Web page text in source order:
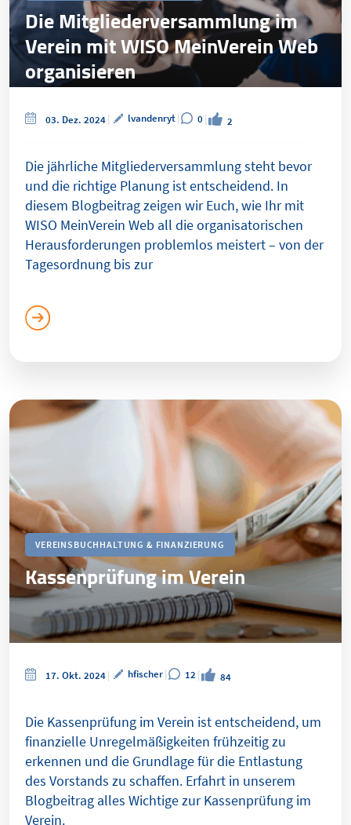
Die Mitgliederversammlung im
Verein mit WISO MeinVerein Web
organisieren
03. Dez. 2024 lvandenryt 0 2
Die jährliche Mitgliederversammlung steht bevor
und die richtige Planung ist entscheidend. In
diesem Blogbeitrag zeigen wir Euch, wie Ihr mit
WISO MeinVerein Web all die organisatorischen
Herausforderungen problemlos meistert – von der
Tagesordnung bis zur
VEREINSBUCHHALTUNG & FINANZIERUNG
Kassenprüfung im Verein
17. Okt. 2024 hfischer 12 84
Die Kassenprüfung im Verein ist entscheidend, um
finanzielle Unregelmäßigkeiten frühzeitig zu
erkennen und die Grundlage für die Entlastung
des Vorstands zu schaffen. Erfahrt in unserem
Blogbeitrag alles Wichtige zur Kassenprüfung im
Verein.